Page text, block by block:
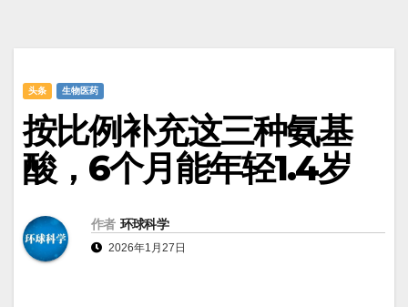
头条 生物医药
按比例补充这三种氨基
酸，6个月能年轻1.4岁
作者 环球科学
2026年1月27日